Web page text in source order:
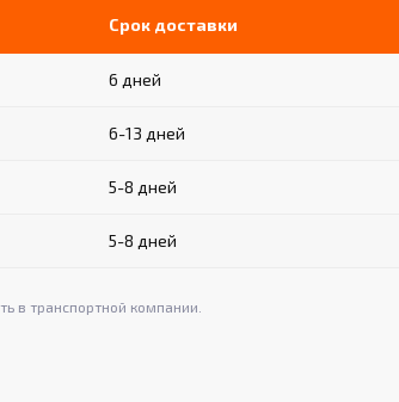
Срок доставки
6 дней
6-13 дней
5-8 дней
5-8 дней
в транспортной компании.